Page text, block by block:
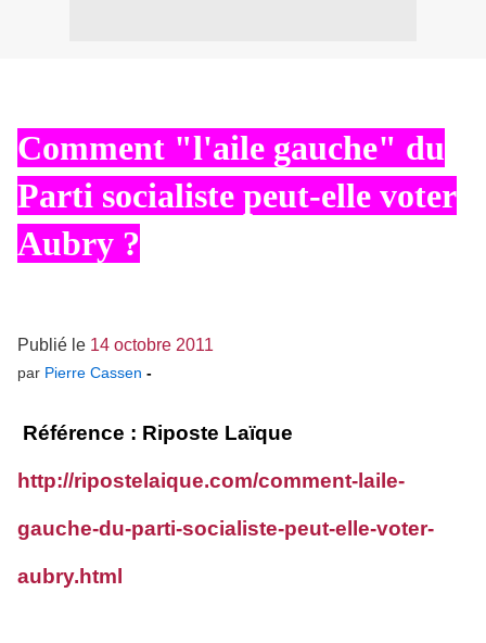
Comment "l'aile gauche" du
Parti socialiste peut-elle voter
Aubry ?
Publié le 14 octobre 2011
par Pierre Cassen -
Référence : Riposte Laïque
http://ripostelaique.com/comment-laile-
gauche-du-parti-socialiste-peut-elle-voter-
aubry.html